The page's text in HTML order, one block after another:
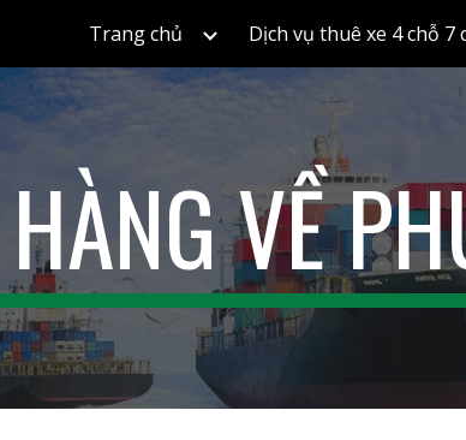
Skip to main content
Trang chủ Dịch vụ thuê xe 4 chỗ 7
VỀ